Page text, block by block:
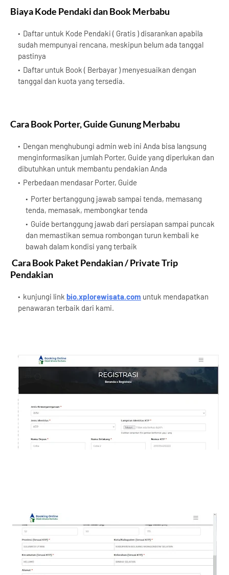
Biaya Kode Pendaki dan Book Merbabu
Daftar untuk Kode Pendaki ( Gratis ) disarankan apabila
sudah mempunyai rencana, meskipun belum ada tanggal
pastinya
Daftar untuk Book ( Berbayar ) menyesuaikan dengan
tanggal dan kuota yang tersedia.
Cara Book Porter, Guide Gunung Merbabu
Dengan menghubungi admin web ini Anda bisa langsung
menginformasikan jumlah Porter, Guide yang diperlukan dan
dibutuhkan untuk membantu pendakian Anda
Perbedaan mendasar Porter, Guide
Porter bertanggung jawab sampai tenda, memasang
tenda, memasak, membongkar tenda
Guide bertanggung jawab dari persiapan sampai puncak
dan memastikan semua rombongan turun kembali ke
bawah dalam kondisi yang terbaik
Cara Book Paket Pendakian / Private Trip
Pendakian
kunjungi link bio.xplorewisata.com untuk mendapatkan
penawaran terbaik dari kami.